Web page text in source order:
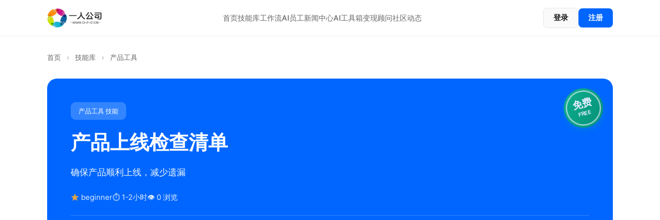
首页技能库工作流AI员工新闻中心AI工具箱变现顾问社区动态 登录 注册
首页 › 技能库 › 产品工具
产品工具 技能
产品上线检查清单
免费
FREE
确保产品顺利上线，减少遗漏
beginner⏱ 1-2小时👁 0 浏览